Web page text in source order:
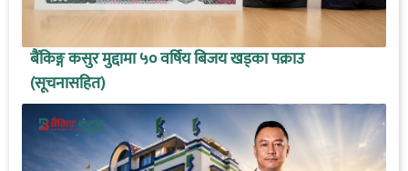
बैंकिङ्ग कसुर मुद्दामा ५० वर्षिय बिजय खड्का पक्राउ
(सूचनासहित)